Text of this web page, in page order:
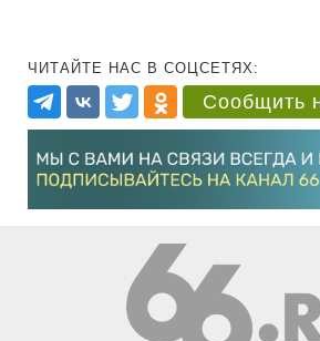
ЧИТАЙТЕ НАС В СОЦСЕТЯХ:
Сообщить